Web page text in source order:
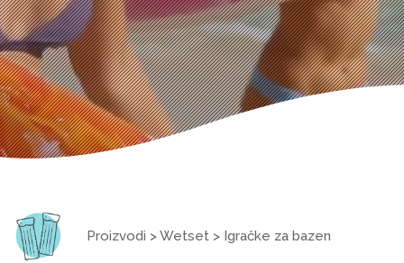
Proizvodi >Wetset > Igračke za bazen